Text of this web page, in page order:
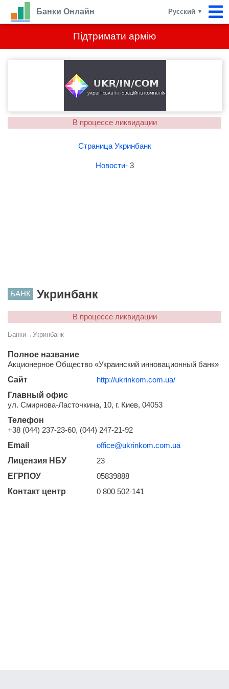
Підтримати армію
Банки Онлайн Русский ▼
В процессе ликвидации
Страница Укринбанк
Новости- 3
БАНК Укринбанк
В процессе ликвидации
Банки→ Укринбанк
Полное название
Акционерное Общество «Украинский инновационный банк»
Сайт
http://ukrinkom.com.ua/
Главный офис
ул. Смирнова-Ласточкина, 10, г. Киев, 04053
Телефон
+38 (044) 237-23-60, (044) 247-21-92
Email
office@ukrinkom.com.ua
Лицензия НБУ
23
ЕГРПОУ
05839888
Контакт центр
0 800 502-141